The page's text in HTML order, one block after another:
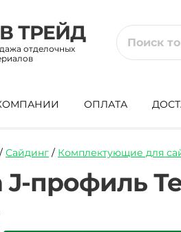
ТРЕЙД
отделочных
ОПЛАТА
/ Сайдинг / Комплектующие для
images/id/normal/planka-
J-профиль